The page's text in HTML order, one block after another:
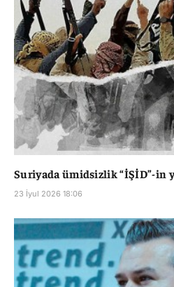
Suriyada ümidsizlik “İŞİD”-in
23 İyul 2026 18:06